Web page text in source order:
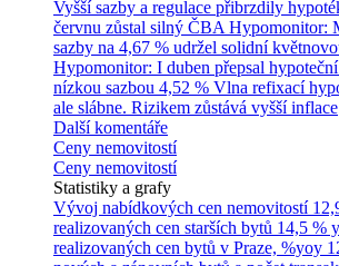
Vyšší sazby a regulace přibrzdily
červnu zůstal silný ČBA Hypomonitor:
sazby na 4,67 % udržel solidní
Hypomonitor: I duben přepsal
nízkou sazbou 4,52 % Vlna refixací
ale slábne. Rizikem zůstává vyšší inflace
Další komentáře
Ceny nemovitostí
Ceny nemovitostí
Statistiky a grafy
Vývoj nabídkových cen nemovitostí
realizovaných cen starších bytů 14,5 %
realizovaných cen bytů v Praze, %yoy